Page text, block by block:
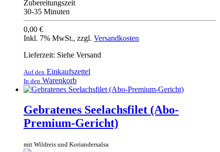
Zubereitungszeit
30-35 Minuten
0,00 €
Inkl. 7% MwSt., zzgl. Versandkosten
Lieferzeit: Siehe Versand
Auf den Einkaufszettel
In den Warenkorb
Gebratenes Seelachsfilet (Abo-
Premium-Gericht)
mit Wildreis und Koriandersalsa